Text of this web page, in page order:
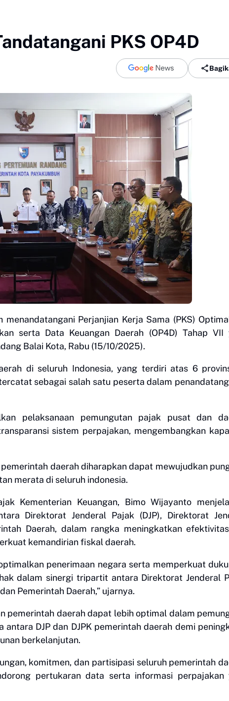
PKS OP4D
Perjanjian Kerja Sama (PKS)
serta Data Keuangan Daerah (OP4D) Tahap VII
Balai Kota, Rabu (15/10/2025).
di seluruh Indonesia, yang terdiri atas 6
sebagai salah satu peserta dalam
pelaksanaan pemungutan pajak pusat dan
sistem perpajakan, mengembangkan
daerah diharapkan dapat mewujudkan
merata di seluruh indonesia.
Kementerian Keuangan, Bimo Wijayanto
Direktorat Jenderal Pajak (DJP), Direktorat
Daerah, dalam rangka meningkatkan
kemandirian fiskal daerah.
penerimaan negara serta memperkuat
dalam sinergi tripartit antara Direktorat Jenderal
Pemerintah Daerah,” ujarnya.
pemerintah daerah dapat lebih optimal dalam
DJP dan DJPK pemerintah daerah demi
berkelanjutan.
komitmen, dan partisipasi seluruh pemerintah
pertukaran data serta informasi perpajakan